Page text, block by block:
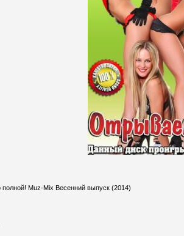
Muz-Mix Весенний выпуск (2014)